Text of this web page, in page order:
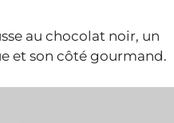
au chocolat noir, un
et son côté gourmand.